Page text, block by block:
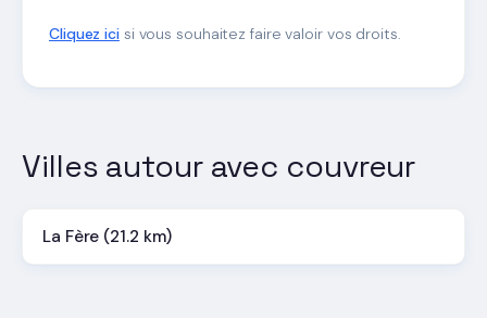
Cliquez icisi vous souhaitez faire valoir vos droits.
Villes autour avec couvreur
La Fère (21.2 km)